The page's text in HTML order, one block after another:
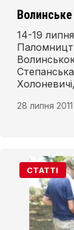
14-19
28 липня 2011
СТАТТІ